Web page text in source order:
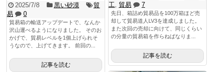
2025/7/8 黒い砂漠
貿
易
0
貿易箱の輸送アップデートで、なんか
沢山運べるようになりました。 そのお
かげで、貿易レベルを1個上げられそ
うなので、上げてきます。 前回の...
記事を読む
工
貿易 7
先日、箱詰め貿易品を100万箱ほど売
却して貿易道人LV3を達成しました。
また次回の売却に向けて、同じくらい
の分量の貿易箱を作らねばなりま...
記事を読む